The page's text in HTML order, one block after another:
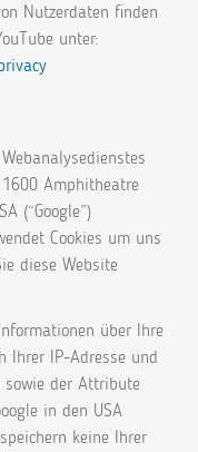
Nutzerdaten finden
unter:
1600 Amphitheatre
(“Google”)
Cookies um uns
diese Website
über Ihre
Ihrer IP-Adresse und
sowie der Attribute
in den USA
keine Ihrer